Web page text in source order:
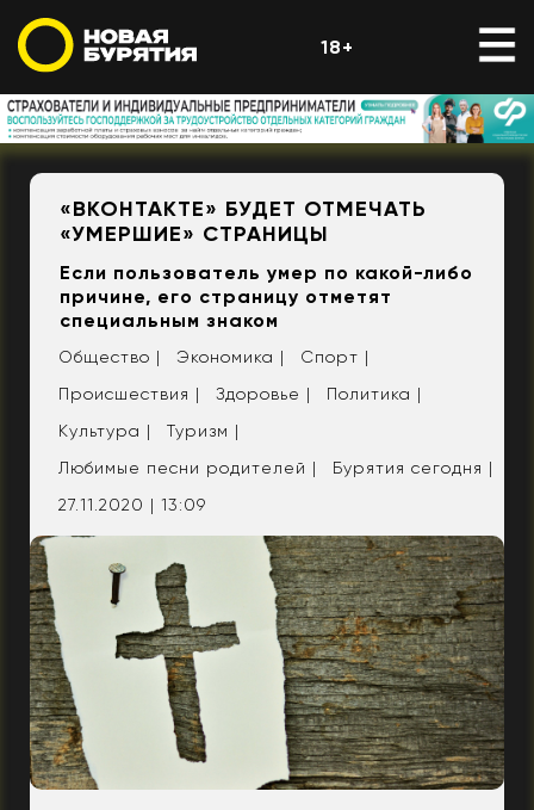
18+
«ВКОНТАКТЕ» БУДЕТ ОТМЕЧАТЬ
«УМЕРШИЕ» СТРАНИЦЫ
Если пользователь умер по какой-либо
причине, его страницу отметят
специальным знаком
Общество | Экономика |
Спорт |
Происшествия |
Здоровье |
Политика |
Культура |
Туризм |
Любимые песни родителей |
Бурятия сегодня |
27.11.2020 | 13:09